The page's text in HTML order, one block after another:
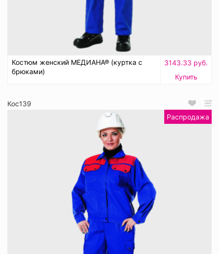
Костюм женский МЕДИАНА® (куртка с
брюками)
3143.33 руб.
Купить
Кос139
Распродажа